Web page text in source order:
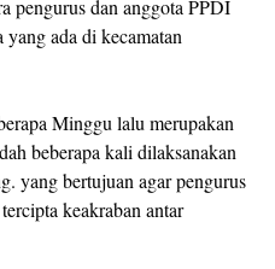
pengurus dan anggota PPDI
ada di kecamatan
Minggu lalu merupakan
beberapa kali dilaksanakan
yang bertujuan agar pengurus
keakraban antar